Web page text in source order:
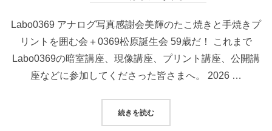
Labo0369 アナログ写真感謝会美輝のたこ焼きと手焼きプ
リントを囲む会＋0369松原誕生会 59歳だ！ これまで
Labo0369の暗室講座、現像講座、プリント講座、公開講
座などに参加してくださった皆さまへ。 2026 …
続きを読む“LABO0369 アナログ写真感謝会